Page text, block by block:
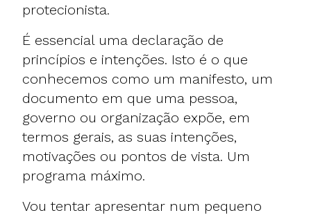
protecionista.
É essencial uma declaração de
princípios e intenções. Isto é o que
conhecemos como um manifesto, um
documento em que uma pessoa,
governo ou organização expõe, em
termos gerais, as suas intenções,
motivações ou pontos de vista. Um
programa máximo.
Vou tentar apresentar num pequeno